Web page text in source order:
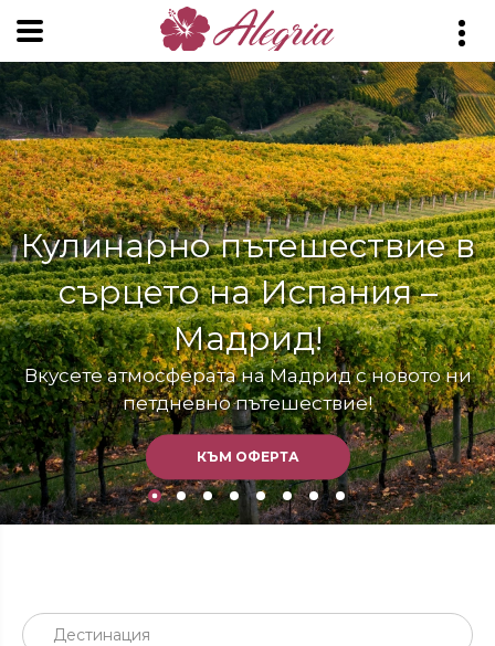
КЪМ ОФЕРТА
Кулинарно пътешествие в
сърцето на Испания –
Мадрид!
Вкусете атмосферата на Мадрид с новото ни
петдневно пътешествие!
КЪМ ОФЕРТА
КЪМ ОФЕРТА
КЪМ ОФЕРТА
КЪМ ОФЕРТА
КЪМ ОФЕРТА
КЪМ ОФЕРТА
КЪМ ОФЕРТА
КЪМ ОФЕРТА
КЪМ ОФЕРТА
Дестинация